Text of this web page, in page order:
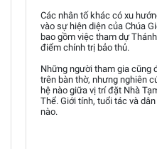
Các nhân tố khác có xu
vào sự hiện diện của Chúa
bao gồm việc tham dự
điểm chính trị bảo thủ.
Những người tham gia cũng
trên bàn thờ, nhưng nghiên
hệ nào giữa vị trí đặt Nhà
Thể. Giới tính, tuổi tác và
nào.